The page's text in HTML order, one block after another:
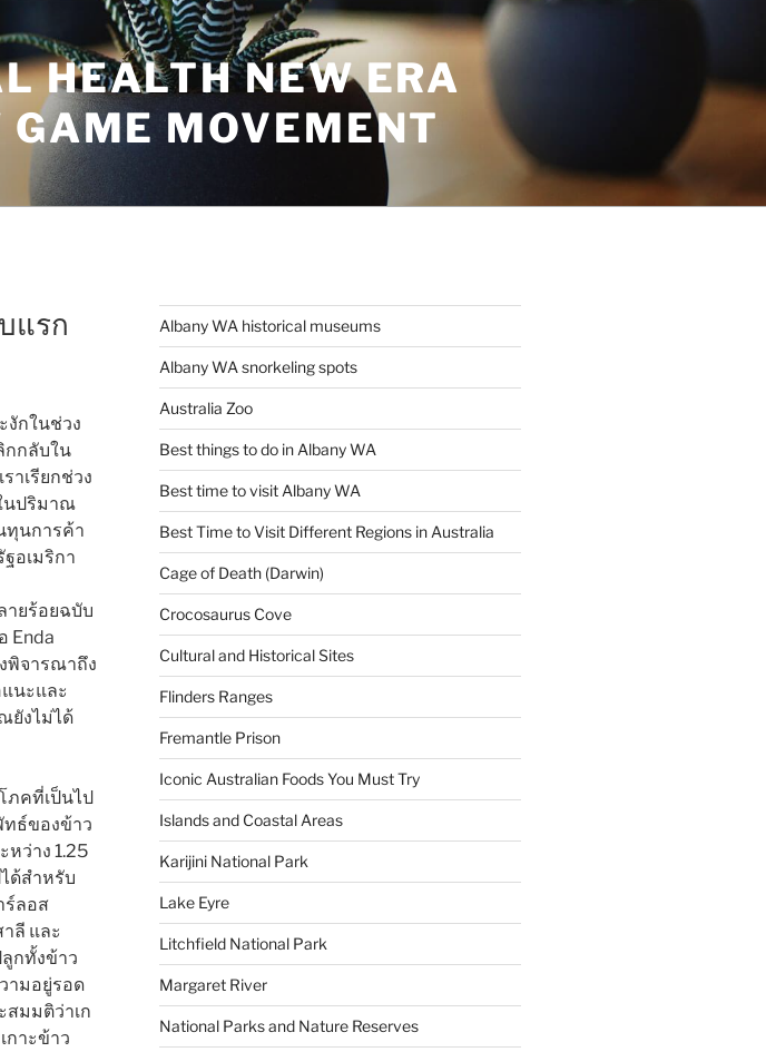
HEALTH NEW ERA
GAME MOVEMENT
แรก
กในช่วง
กกลับใน
าเรียกช่วง
นปริมาณ
ทุนการค้า
อเมริกา
ายร้อยฉบับ
Enda
พิจารณาถึง
นะและ
ยังไม่ได้
ภคที่เป็นไป
ทธ์ของข้าว
ว่าง 1.25
ด้สำหรับ
ร์ลอส
ลี และ
กทั้งข้าว
ามอยู่รอด
สมมติว่าเก
กาะข้าว
Albany WA historical museums
Albany WA snorkeling spots
Australia Zoo
Best things to do in Albany WA
Best time to visit Albany WA
Best Time to Visit Different Regions in Australia
Cage of Death (Darwin)
Crocosaurus Cove
Cultural and Historical Sites
Flinders Ranges
Fremantle Prison
Iconic Australian Foods You Must Try
Islands and Coastal Areas
Karijini National Park
Lake Eyre
Litchfield National Park
Margaret River
National Parks and Nature Reserves